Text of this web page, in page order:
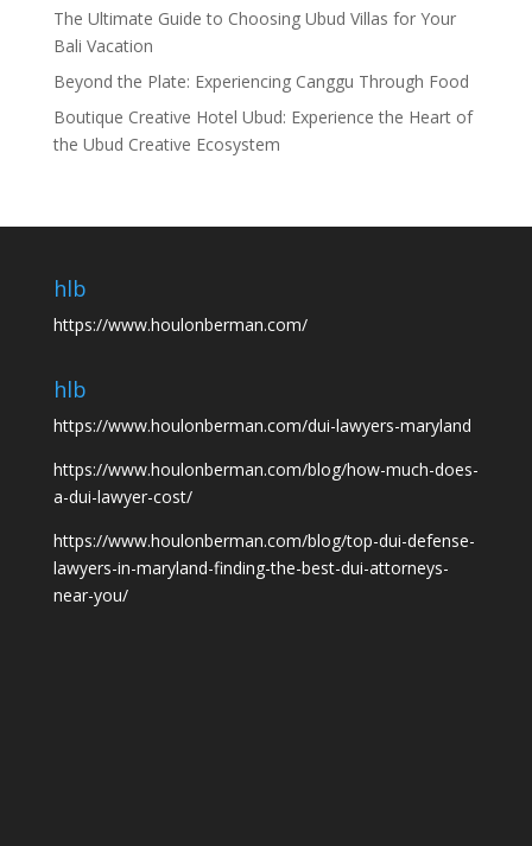
The Ultimate Guide to Choosing Ubud Villas for Your
Bali Vacation
Beyond the Plate: Experiencing Canggu Through Food
Boutique Creative Hotel Ubud: Experience the Heart of
the Ubud Creative Ecosystem
hlb
https://www.houlonberman.com/
hlb
https://www.houlonberman.com/dui-lawyers-maryland
https://www.houlonberman.com/blog/how-much-does-
a-dui-lawyer-cost/
https://www.houlonberman.com/blog/top-dui-defense-
lawyers-in-maryland-finding-the-best-dui-attorneys-
near-you/